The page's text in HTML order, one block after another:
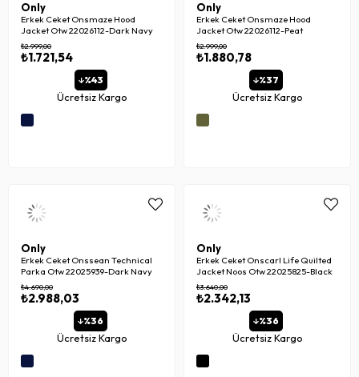
Only
Erkek Ceket Onsmaze Hood
Jacket Otw 22026112-Dark Navy
₺1.721,54
₺2.999,00
%43
Ücretsiz Kargo
Only
Erkek Ceket Onsmaze Hood
Jacket Otw 22026112-Peat
₺1.880,78
₺2.999,00
%37
Ücretsiz Kargo
Only
Erkek Ceket Onssean Technical
Parka Otw 22025939-Dark Navy
₺2.988,03
₺4.690,00
%36
Ücretsiz Kargo
Only
Erkek Ceket Onscarl Life Quilted
Jacket Noos Otw 22025825-Black
₺2.342,13
₺3.640,00
%36
Ücretsiz Kargo